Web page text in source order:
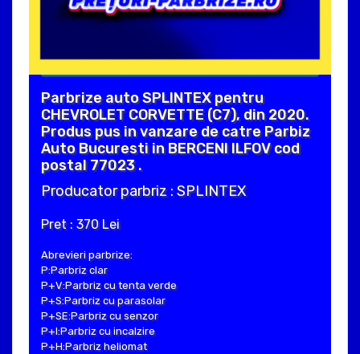
Parbrize auto SPLINTEX pentru
CHEVROLET CORVETTE (C7), din 2020.
Produs pus in vanzare de catre Parbiz
Auto Bucuresti in BERCENI ILFOV cod
postal 77023 .
Producator parbriz : SPLINTEX
Pret : 370 Lei
Abrevieri parbrize:
P:Parbriz clar
P+V:Parbriz cu tenta verde
P+S:Parbriz cu parasolar
P+SE:Parbriz cu senzor
P+I:Parbriz cu incalzire
P+H:Parbriz heliomat